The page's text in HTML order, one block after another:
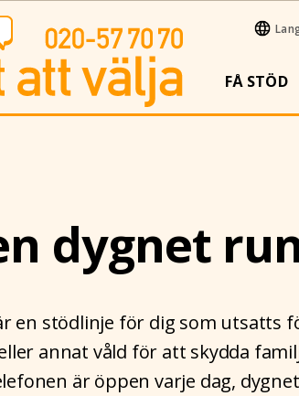
FÅ STÖD
dygnet
en stödlinje för dig som utsatts
annat våld för att skydda
är öppen varje dag, dygnet